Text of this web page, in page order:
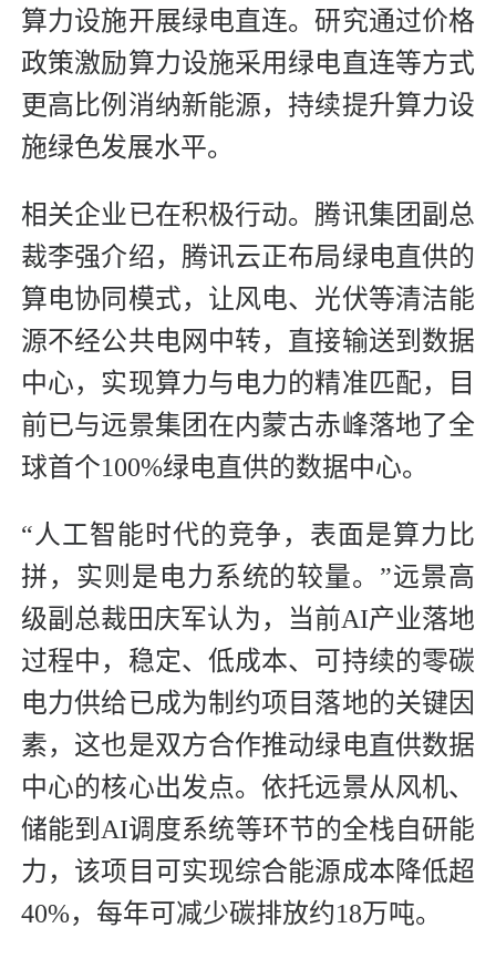
算力设施开展绿电直连。研究通过价格
政策激励算力设施采用绿电直连等方式
更高比例消纳新能源，持续提升算力设
施绿色发展水平。
相关企业已在积极行动。腾讯集团副总
裁李强介绍，腾讯云正布局绿电直供的
算电协同模式，让风电、光伏等清洁能
源不经公共电网中转，直接输送到数据
中心，实现算力与电力的精准匹配，目
前已与远景集团在内蒙古赤峰落地了全
球首个100%绿电直供的数据中心。
“人工智能时代的竞争，表面是算力比
拼，实则是电力系统的较量。”远景高
级副总裁田庆军认为，当前AI产业落地
过程中，稳定、低成本、可持续的零碳
电力供给已成为制约项目落地的关键因
素，这也是双方合作推动绿电直供数据
中心的核心出发点。依托远景从风机、
储能到AI调度系统等环节的全栈自研能
力，该项目可实现综合能源成本降低超
40%，每年可减少碳排放约18万吨。